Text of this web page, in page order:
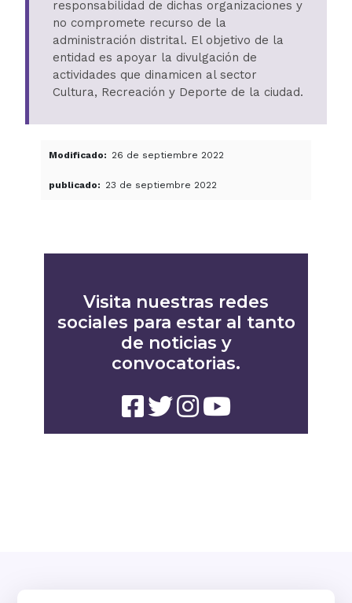
responsabilidad de dichas organizaciones y
no compromete recurso de la
administración distrital. El objetivo de la
entidad es apoyar la divulgación de
actividades que dinamicen al sector
Cultura, Recreación y Deporte de la ciudad.
Modificado 26 de septiembre 2022
publicado 23 de septiembre 2022
Visita nuestras redes
sociales para estar al tanto
de noticias y
convocatorias.